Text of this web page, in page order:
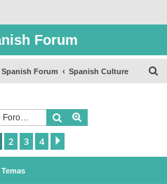
Forum
Spanish Forum Spanish Culture
Buscar
2 3 4
Temas